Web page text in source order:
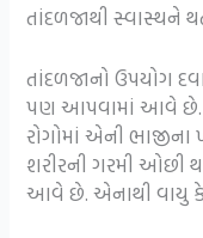
તાંદળજાથી સ્વાસ્થને
તાંદળજાનો ઉપયોગ
પણ આપવામાં આવે છે.
રોગોમાં એની
શરીરની ગરમી ઓછી
આવે છે. એનાથી વાયુ કે